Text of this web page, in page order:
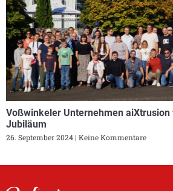
Voßwinkeler Unternehmen
Jubiläum
26. September 2024 Keine Kommentare